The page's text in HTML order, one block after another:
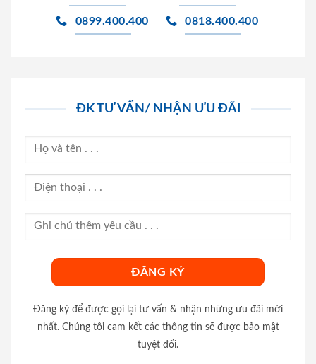
0899.400.400 0818.400.400
ĐK TƯ VẤN/ NHẬN ƯU ĐÃI
Đăng ký để được gọi lại tư vấn & nhận những ưu đãi mới
nhất. Chúng tôi cam kết các thông tin sẽ được bảo mật
tuyệt đối.